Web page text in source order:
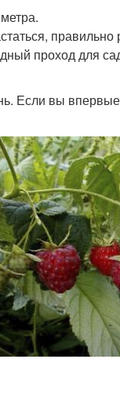
проход для
Если вы